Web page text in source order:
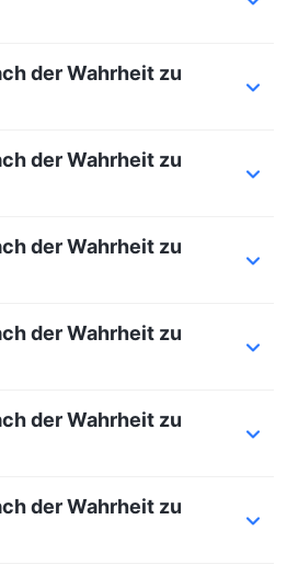
der Wahrheit zu
der Wahrheit zu
der Wahrheit zu
der Wahrheit zu
der Wahrheit zu
der Wahrheit zu